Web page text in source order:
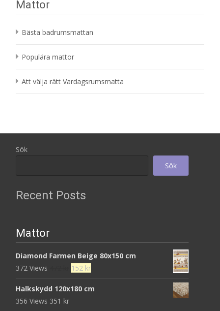
Mattor
Bästa badrumsmattan
Populära mattor
Att välja rätt Vardagsrumsmatta
Sök
Sök
Recent Posts
Mattor
Diamond Farmen Beige 80x150 cm
372 Views
Det
priset
152 krDet
priset
Halkskydd 120x180 cm
356 Views 351 kr